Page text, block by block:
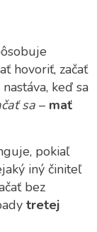
hovoriť, začať
keď sa
sa – mať
pokiaľ
iný činiteľ
bez
tretej